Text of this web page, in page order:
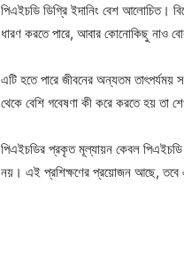
পিএইচডি ডিগ্রি ইদানিং বেশ আলোচিত।
ধারণ করতে পারে, আবার কোনোকিছু নাও
এটি হতে পারে জীবনের অন্যতম
থেকে বেশি গবেষণা কী করে করতে হয় তা
পিএইচডির প্রকৃত মূল্যায়ন কেবল
নয়। এই প্রশিক্ষণের প্রয়োজন আছে, তবে